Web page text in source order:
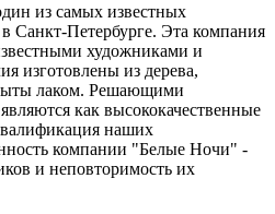
из самых известных
Санкт-Петербурге. Эта компания
художниками и
изготовлены из дерева,
лаком. Решающими
как высококачественные
наших
компании "Белые Ночи" -
и неповторимость их